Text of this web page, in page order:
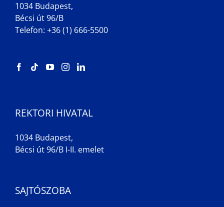
1034 Budapest,
Bécsi út 96/B
Telefon: +36 (1) 666-5500
REKTORI HIVATAL
1034 Budapest,
Bécsi út 96/B I-II. emelet
SAJTÓSZOBA